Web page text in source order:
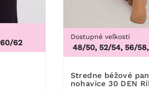
62
Dostupné veľkosti
44/46, 48/50, 52/54, 56/58,
Stredne béžové pančuchové
nohavice 30 DEN